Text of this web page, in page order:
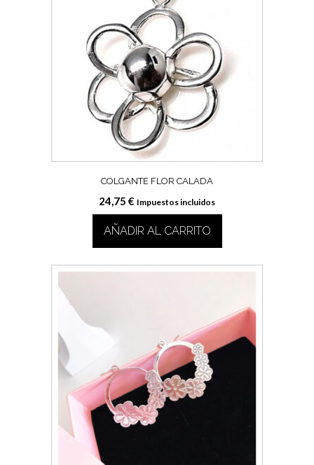
COLGANTE FLOR CALADA
24,75 € Impuestos incluidos
AÑADIR AL CARRITO